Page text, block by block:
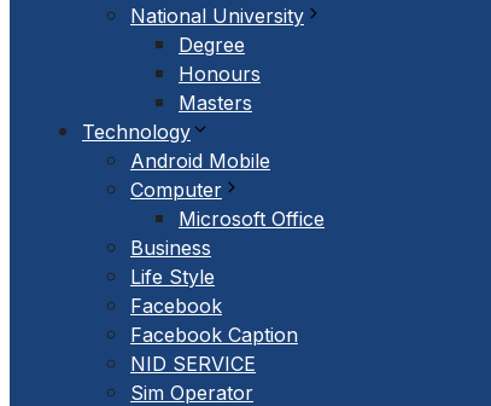
National University
Degree
Honours
Masters
Technology
Android Mobile
Computer
Microsoft Office
Business
Life Style
Facebook
Facebook Caption
NID SERVICE
Sim Operator